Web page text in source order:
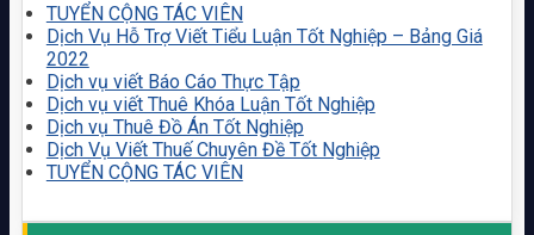
TUYỂN CỘNG TÁC VIÊN
Dịch Vụ Hỗ Trợ Viết Tiểu Luận Tốt Nghiệp – Bảng Giá
2022
Dịch vụ viết Báo Cáo Thực Tập
Dịch vụ viết Thuê Khóa Luận Tốt Nghiệp
Dịch vụ Thuê Đồ Án Tốt Nghiệp
Dịch Vụ Viết Thuế Chuyên Đề Tốt Nghiệp
TUYỂN CỘNG TÁC VIÊN